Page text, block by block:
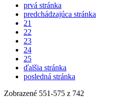
prvá stránka
predchádzajúca stránka
21
22
23
24
25
ďalšia stránka
posledná stránka
Zobrazené 551-575 z 742